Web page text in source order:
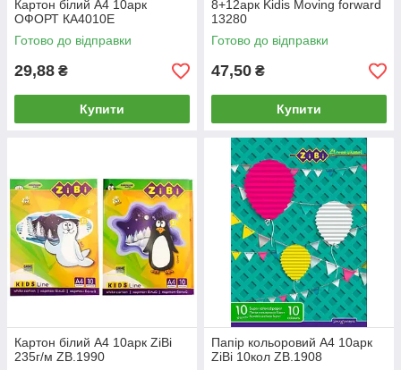
Картон білий А4 10арк
ОФОРТ КА4010Е
Готово до відправки
29,88 ₴
Купити
8+12арк Kidis Moving forward
13280
Готово до відправки
47,50 ₴
Купити
Картон білий А4 10арк ZiBi
235г/м ZB.1990
Папір кольоровий А4 10арк
ZiBi 10кол ZB.1908